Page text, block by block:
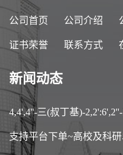
公司首页 公司介绍
证书荣誉 联系方式
新闻动态
4,4',4''-三(叔丁基)-
支持平台下单~高校及科